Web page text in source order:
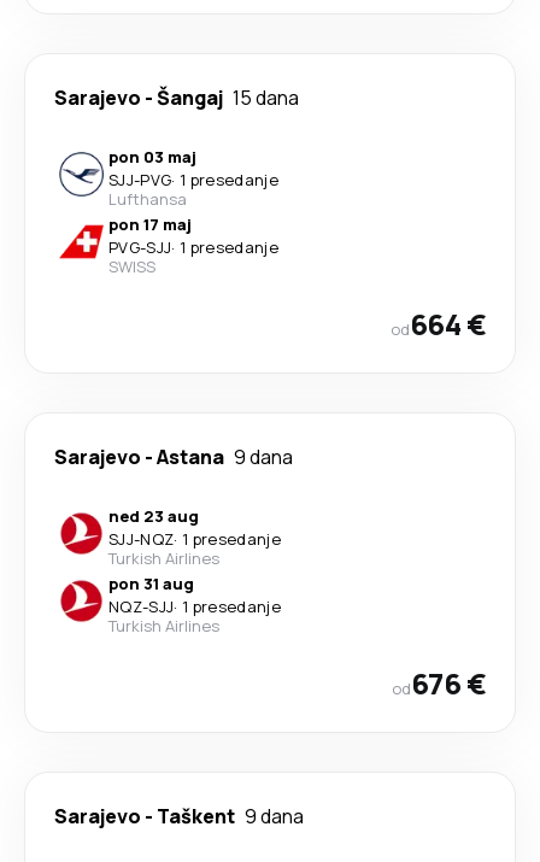
Sarajevo -Šangaj 15 dana
pon 03 maj
SJJ-PVG· 1 presedanje
Lufthansa
pon 17 maj
PVG-SJJ· 1 presedanje
SWISS
od664 €
Sarajevo -Astana 9 dana
ned 23 aug
SJJ-NQZ· 1 presedanje
Turkish Airlines
pon 31 aug
NQZ-SJJ· 1 presedanje
Turkish Airlines
od676 €
Sarajevo - Taškent 9 dana